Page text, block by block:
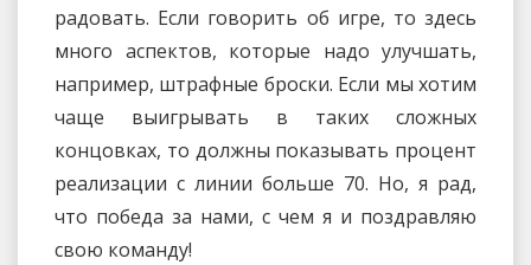
радовать. Если говорить об игре, то здесь
много аспектов, которые надо улучшать,
например, штрафные броски. Если мы хотим
чаще выигрывать в таких сложных
концовках, то должны показывать процент
реализации с линии больше 70. Но, я рад,
что победа за нами, с чем я и поздравляю
свою команду!